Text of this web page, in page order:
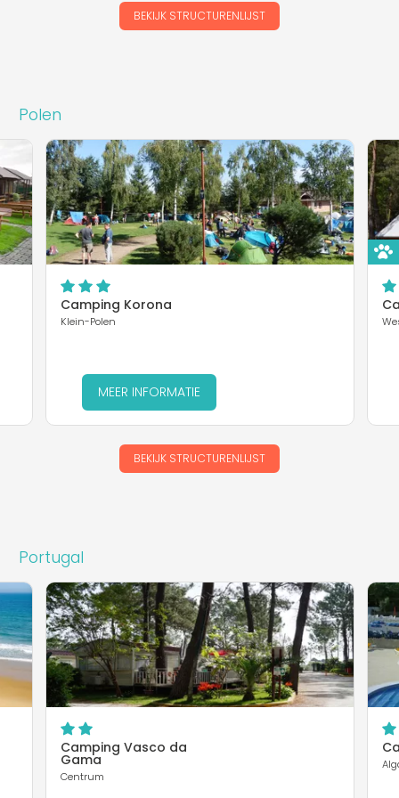
BEKIJK STRUCTURENLIJST
Polen
Camping Korona
Klein-Polen
MEER INFORMATIE
BEKIJK STRUCTURENLIJST
Portugal
Camping Vasco da
Gama
Centrum